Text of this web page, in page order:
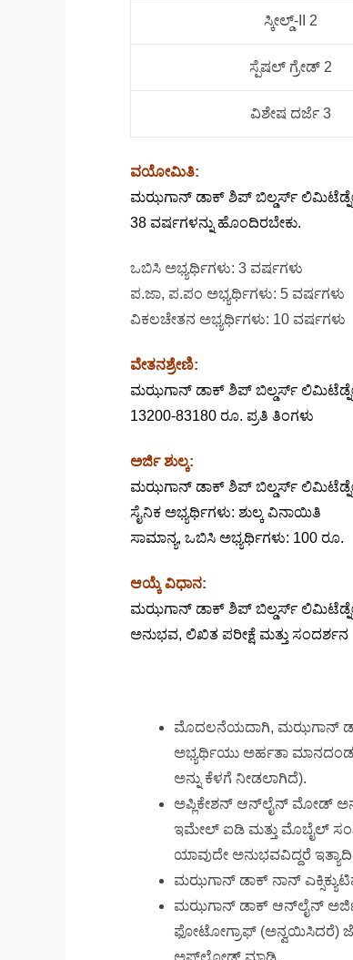
ಸ್ಕೀಲ್ಡ್​-II 2
ಸ್ಪೆಷಲ್​​ ಗ್ರೇಡ್​​ 2
ವಿಶೇಷ ದರ್ಜೆ 3
ವಯೋಮಿತಿ:
ಮಝಗಾನ್ ಡಾಕ್ ಶಿಪ್ ಬಿಲ್ಡರ್ಸ್ ಲಿಮಿಟೆಡ್ನೇ
38 ವರ್ಷಗಳನ್ನು ಹೊಂದಿರಬೇಕು.
ಒಬಿಸಿ ಅಭ್ಯರ್ಥಿಗಳು: 3 ವರ್ಷಗಳು
ಪ.ಜಾ, ಪ.ಪಂ ಅಭ್ಯರ್ಥಿಗಳು: 5 ವರ್ಷಗಳು
ವಿಕಲಚೇತನ ಅಭ್ಯರ್ಥಿಗಳು: 10 ವರ್ಷಗಳು
ವೇತನಶ್ರೇಣಿ:
ಮಝಗಾನ್ ಡಾಕ್ ಶಿಪ್ ಬಿಲ್ಡರ್ಸ್
13200-83180 ರೂ. ಪ್ರತಿ ತಿಂಗಳು
ಅರ್ಜಿ ಶುಲ್ಕ:
ಮಝಗಾನ್ ಡಾಕ್ ಶಿಪ್ ಬಿಲ್ಡರ್ಸ್ ಲಿಮಿಟೆಡ್ನೇ
ಸೈನಿಕ ಅಭ್ಯರ್ಥಿಗಳು: ಶುಲ್ಕ ವಿನಾಯಿತಿ
ಸಾಮಾನ್ಯ, ಒಬಿಸಿ ಅಭ್ಯರ್ಥಿಗಳು: 100 ರೂ.
ಆಯ್ಕೆ ವಿಧಾನ:
ಮಝಗಾನ್ ಡಾಕ್ ಶಿಪ್ ಬಿಲ್ಡರ್ಸ್ ಲಿಮಿಟೆಡ್ನೇ
ಅನುಭವ, ಲಿಖಿತ ಪರೀಕ್ಷೆ ಮತ್ತು ಸಂದರ್ಶನ
ಮೊದಲನೆಯದಾಗಿ, ಮಝಗಾನ್
ಅಭ್ಯರ್ಥಿಯು ಅರ್ಹತಾ
ಅನ್ನು ಕೆಳಗೆ ನೀಡಲಾಗಿದೆ).
ಅಪ್ಲಿಕೇಶನ್ ಆನ್‌ಲೈನ್ ಮೋಡ್
ಇಮೇಲ್ ಐಡಿ ಮತ್ತು ಮೊಬೈಲ್
ಯಾವುದೇ ಅನುಭವವಿದ್ದರೆ
ಮಝಗಾನ್ ಡಾಕ್‌ ನಾನ್
ಮಝಗಾನ್ ಡಾಕ್‌ ಆನ್‌ಲೈನ್ ಅರ್ಜಿ
ಫೋಟೋಗ್ರಾಫ್ (ಅನ್ವಯಿಸಿದರೆ)
ಅಪ್‌ಲೋಡ್ ಮಾಡಿ.